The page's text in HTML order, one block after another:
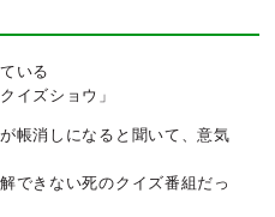
いる
イズショウ」
帳消しになると聞いて、意気
できない死のクイズ番組だっ